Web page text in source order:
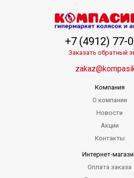
+7 (4912) 77-
Заказать обратный
Компания
О компании
Новости
Акции
Контакты
Интернет-
Оплата заказа